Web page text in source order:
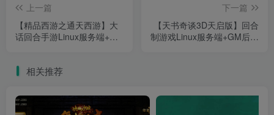
上一篇
【精品西游之通天西游】大
话回合手游Linux服务端+GM
下一篇
【天书奇谈3D天启版】回合
制游戏Linux服务端+GM后台
相关推荐